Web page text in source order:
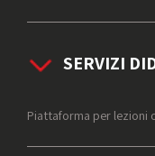
SERVIZI
Piattaforma per lezioni